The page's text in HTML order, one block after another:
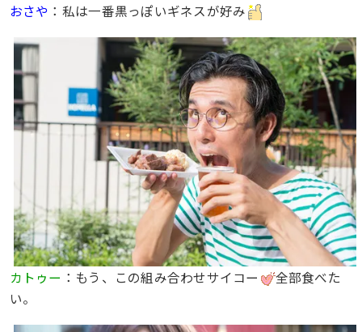
おさや ：私は一番黒っぽいギネスが好み
カトゥー ：もう、この組み合わせサイコー
全部食べた
い。